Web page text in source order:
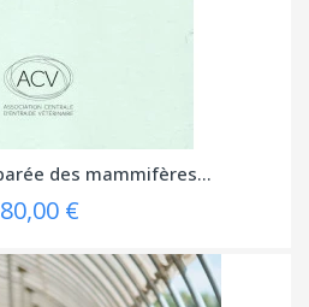
des mammifères...
80,00 €